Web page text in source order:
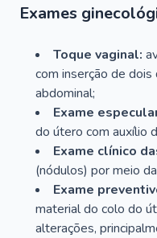
Exames
Toque vaginal:
com inserção de dois
abdominal;
Exame
do útero com auxílio
Exame clínico
(nódulos) por meio
Exame
material do colo do
alterações,